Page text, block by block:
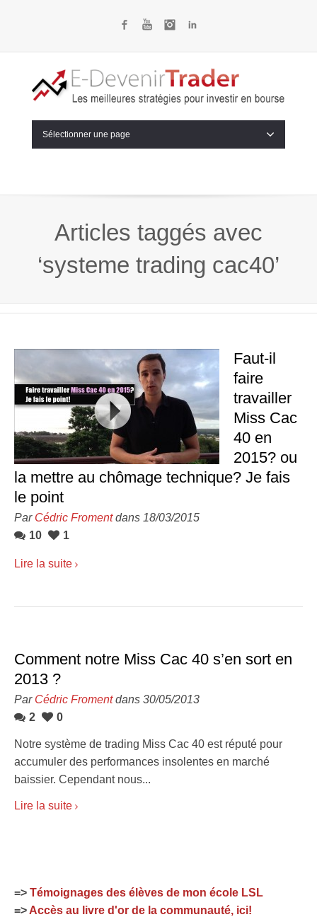
FacebookYouTubeInstagram
Sélectionner une page
Articles taggés avec
‘systeme trading cac40’
Faut-il
faire
travailler
Miss Cac
40 en
2015? ou
la mettre au chômage technique? Je fais
le point
Par Cédric Fromentdans 18/03/2015
10
1
Lire la suite
Comment notre Miss Cac 40 s’en sort en
2013 ?
Par Cédric Fromentdans 30/05/2013
2
0
Notre système de trading Miss Cac 40 est réputé pour
accumuler des performances insolentes en marché
baissier. Cependant nous...
Lire la suite
=> Témoignages des élèves de mon école LSL
=> Accès au livre d'or de la communauté, ici!